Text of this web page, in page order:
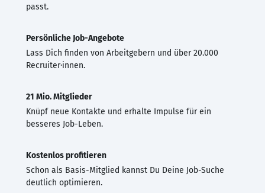
passt.
Persönliche Job-Angebote
Lass Dich finden von Arbeitgebern und über 20.000
Recruiter·innen.
21 Mio. Mitglieder
Knüpf neue Kontakte und erhalte Impulse für ein
besseres Job-Leben.
Kostenlos profitieren
Schon als Basis-Mitglied kannst Du Deine Job-Suche
deutlich optimieren.